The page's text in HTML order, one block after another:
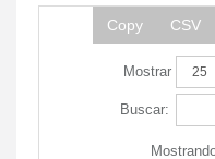
Copy CSV
Mostrar
Buscar: